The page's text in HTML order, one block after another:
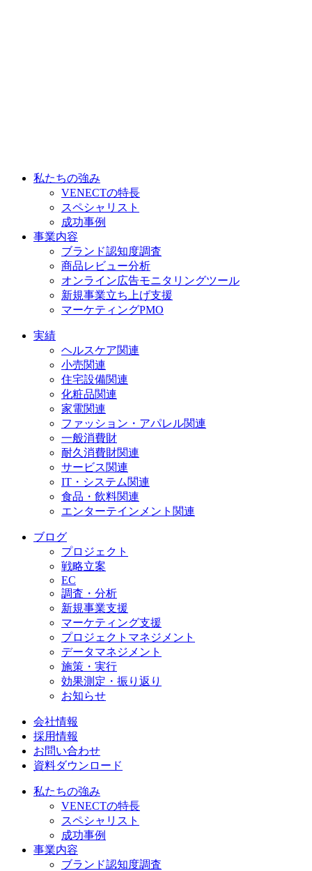
私たちの強み
VENECTの特長
スペシャリスト
成功事例
事業内容
ブランド認知度調査
商品レビュー分析
オンライン広告モニタリングツール
新規事業立ち上げ支援
マーケティングPMO
実績
ヘルスケア関連
小売関連
住宅設備関連
化粧品関連
家電関連
ファッション・アパレル関連
一般消費財
耐久消費財関連
サービス関連
IT・システム関連
食品・飲料関連
エンターテインメント関連
ブログ
プロジェクト
戦略立案
EC
調査・分析
新規事業支援
マーケティング支援
プロジェクトマネジメント
データマネジメント
施策・実行
効果測定・振り返り
お知らせ
会社情報
採用情報
お問い合わせ
資料ダウンロード
私たちの強み
VENECTの特長
スペシャリスト
成功事例
事業内容
ブランド認知度調査